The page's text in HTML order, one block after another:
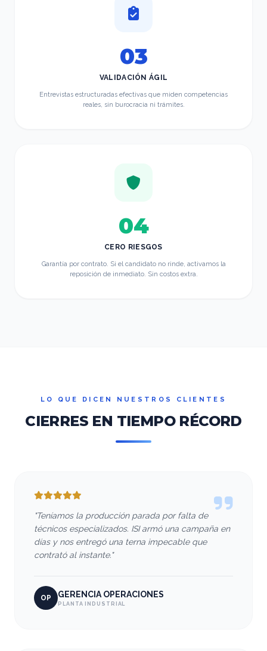
03
VALIDACIÓN ÁGIL
Entrevistas estructuradas efectivas que miden competencias
reales, sin burocracia ni trámites.
04
CERO RIESGOS
Garantía por contrato. Si el candidato no rinde, activamos la
reposición de inmediato. Sin costos extra.
LO QUE DICEN NUESTROS CLIENTES
CIERRES EN TIEMPO RÉCORD
"Teníamos la producción parada por falta de
técnicos especializados. ISI armó una campaña en
días y nos entregó una terna impecable que
contrató al instante."
OP GERENCIA OPERACIONES
PLANTA INDUSTRIAL